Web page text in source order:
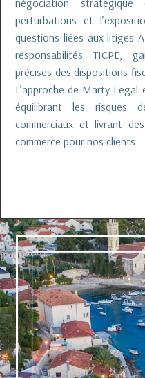
négociation
perturbations et
questions liées aux litiges
responsabilités TICPE,
précises des dispositions
L’approche de Marty
équilibrant les risques
commerciaux et livrant
commerce pour nos clients.